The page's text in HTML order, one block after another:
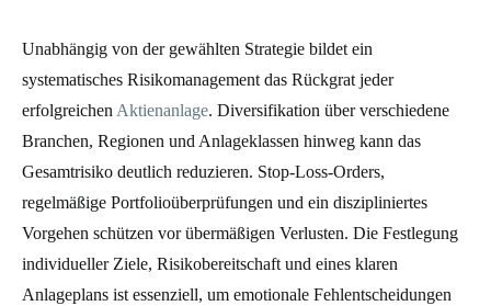
Unabhängig von der gewählten Strategie bildet ein
systematisches Risikomanagement das Rückgrat jeder
erfolgreichen Aktienanlage. Diversifikation über verschiedene
Branchen, Regionen und Anlageklassen hinweg kann das
Gesamtrisiko deutlich reduzieren. Stop-Loss-Orders,
regelmäßige Portfolioüberprüfungen und ein diszipliniertes
Vorgehen schützen vor übermäßigen Verlusten. Die Festlegung
individueller Ziele, Risikobereitschaft und eines klaren
Anlageplans ist essenziell, um emotionale Fehlentscheidungen